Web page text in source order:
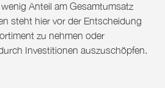
Anteil am Gesamtumsatz
steht hier vor der Entscheidung
zu nehmen oder
Investitionen auszuschöpfen.